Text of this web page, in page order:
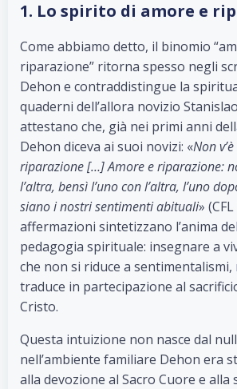
1. Lo spirito di amore e
Come abbiamo detto, il binomio
riparazione” ritorna spesso negli
Dehon e contraddistingue la
quaderni dell’allora novizio
attestano che, già nei primi anni
Dehon diceva ai suoi novizi: «Non
riparazione […] Amore e riparazione:
l’altra, bensì l’uno con l’altra, l’uno
siano i nostri sentimenti abituali»
affermazioni sintetizzano l’anima
pedagogia spirituale: insegnare a
che non si riduce a sentimentalismi,
traduce in partecipazione al
Cristo.
Questa intuizione non nasce dal
nell’ambiente familiare Dehon era
alla devozione al Sacro Cuore e